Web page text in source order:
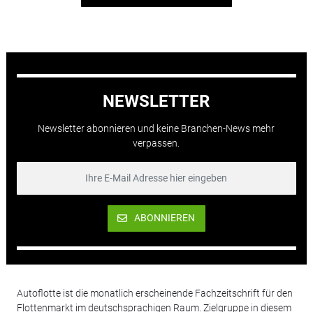
NEWSLETTER
Newsletter abonnieren und keine Branchen-News mehr
verpassen.
ABONNIEREN
Autoflotte ist die monatlich erscheinende Fachzeitschrift für den
Flottenmarkt im deutschsprachigen Raum. Zielgruppe in diesem